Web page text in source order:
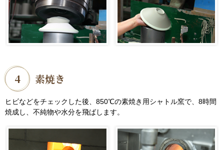
ヒビなどをチェックした後、850℃の素焼き用シャトル窯で、8時間
焼成し、不純物や水分を飛ばします。
4 素焼き